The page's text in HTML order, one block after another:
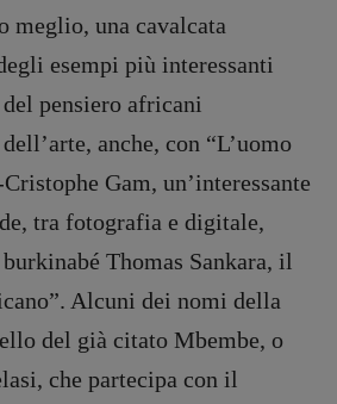
meglio, una cavalcata
esempi più interessanti
pensiero africani
anche, con “L’uomo
Gam, un’interessante
tra fotografia e digitale,
Thomas Sankara, il
Alcuni dei nomi della
del già citato Mbembe, o
che partecipa con il